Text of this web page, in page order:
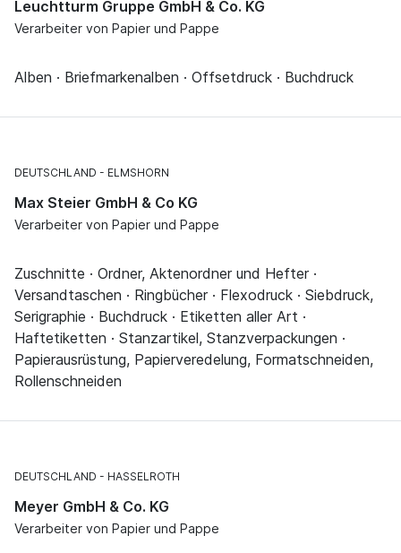
Leuchtturm Gruppe GmbH & Co. KG
Verarbeiter von Papier und Pappe
Alben · Briefmarkenalben · Offsetdruck · Buchdruck
DEUTSCHLAND ELMSHORN
Max Steier GmbH & Co KG
Verarbeiter von Papier und Pappe
Zuschnitte · Ordner, Aktenordner und Hefter ·
Versandtaschen · Ringbücher · Flexodruck · Siebdruck,
Serigraphie · Buchdruck · Etiketten aller Art ·
Haftetiketten · Stanzartikel, Stanzverpackungen ·
Papierausrüstung, Papierveredelung, Formatschneiden,
Rollenschneiden
DEUTSCHLAND HASSELROTH
Meyer GmbH & Co. KG
Verarbeiter von Papier und Pappe